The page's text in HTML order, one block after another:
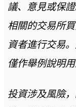
議、意見或保
相關的交易所
資者進行交易
僅作舉例說明用
投資涉及風險